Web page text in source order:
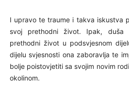
I upravo te traume i takva iskustva
svoj prethodni život. Ipak, duša
prethodni život u podsvjesnom
dijelu svjesnosti ona zaboravlja te
bolje poistovjetiti sa svojim novim
okolinom.